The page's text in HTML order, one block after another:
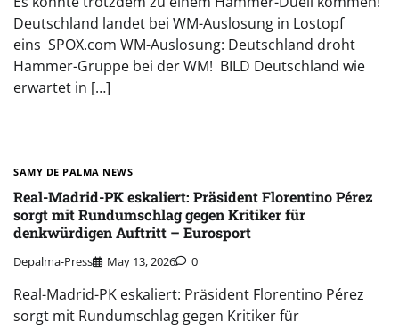
Deutschland landet bei WM-Auslosung in Lostopf
eins SPOX.com WM-Auslosung: Deutschland droht
Hammer-Gruppe bei der WM! BILD Deutschland wie
erwartet in […]
SAMY DE PALMA NEWS
Real-Madrid-PK eskaliert: Präsident Florentino Pérez
sorgt mit Rundumschlag gegen Kritiker für
denkwürdigen Auftritt – Eurosport
Depalma-Press May 13, 2026 0
Real-Madrid-PK eskaliert: Präsident Florentino Pérez
sorgt mit Rundumschlag gegen Kritiker für